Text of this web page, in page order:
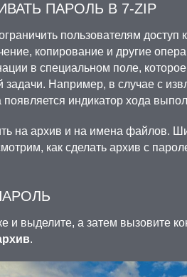
ПАРОЛЬ В 7-ZIP
пользователям
копирование и другие
в специальном поле,
Например, в случае с
появляется индикатор хода
на архив и на имена файлов.
как сделать архив с
и выделите, а затем вызовите
.